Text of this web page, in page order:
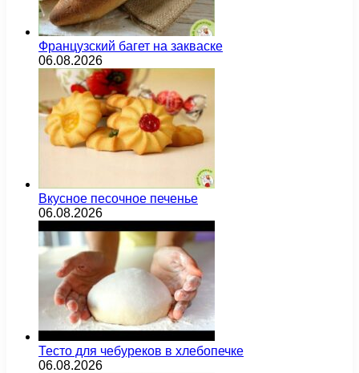
Французский багет на закваске
06.08.2026
Вкусное песочное печенье
06.08.2026
Тесто для чебуреков в хлебопечке
06.08.2026